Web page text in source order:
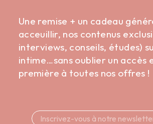
Une remise + un cadeau
acceuillir, nos contenus
interviews, conseils, études)
intime…sans oublier un accès
première à toutes nos offres !